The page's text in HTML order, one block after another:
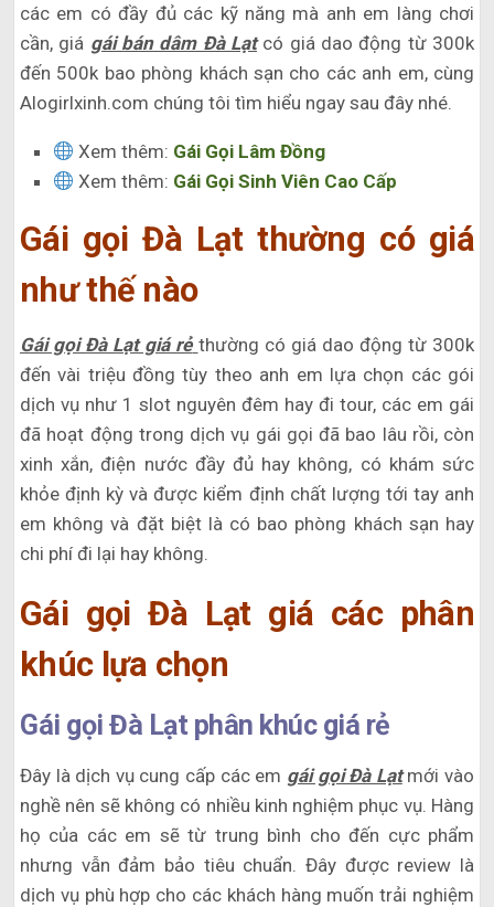
các em có đầy đủ các kỹ năng mà anh em làng chơi
cần, giá gái bán dâm Đà Lạtcó giá dao động từ 300k
đến 500k bao phòng khách sạn cho các anh em, cùng
Alogirlxinh.com chúng tôi tìm hiểu ngay sau đây nhé.
Xem thêm: Gái Gọi Lâm Đồng
Xem thêm: Gái Gọi Sinh Viên Cao Cấp
Gái gọi Đà Lạt thường có giá
như thế nào
Gái gọi Đà Lạt giá rẻ thường có giá dao động từ 300k
đến vài triệu đồng tùy theo anh em lựa chọn các gói
dịch vụ như 1 slot nguyên đêm hay đi tour, các em gái
đã hoạt động trong dịch vụ gái gọi đã bao lâu rồi, còn
xinh xắn, điện nước đầy đủ hay không, có khám sức
khỏe định kỳ và được kiểm định chất lượng tới tay anh
em không và đặt biệt là có bao phòng khách sạn hay
chi phí đi lại hay không.
Gái gọi Đà Lạt giá các phân
khúc lựa chọn
Gái gọi Đà Lạt phân khúc giá rẻ
Đây là dịch vụ cung cấp các em gái gọi Đà Lạtmới vào
nghề nên sẽ không có nhiều kinh nghiệm phục vụ. Hàng
họ của các em sẽ từ trung bình cho đến cực phẩm
nhưng vẫn đảm bảo tiêu chuẩn. Đây được review là
dịch vụ phù hợp cho các khách hàng muốn trải nghiệm